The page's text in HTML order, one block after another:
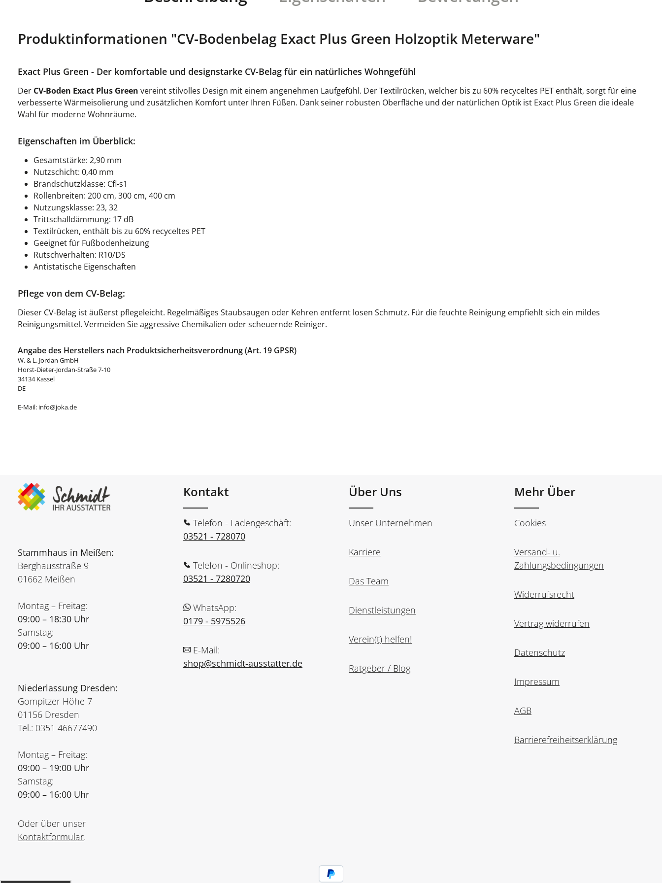
Produktinformationen "CV-Bodenbelag Exact Plus Green Holzoptik Meterware"
Exact Plus Green - Der komfortable und designstarke CV-Belag für ein natürliches Wohngefühl
Der CV-Boden Exact Plus Green vereint stilvolles Design mit einem angenehmen Laufgefühl. Der Textilrücken, welcher bis zu 60% recyceltes PET enthält, sorgt für eine
verbesserte Wärmeisolierung und zusätzlichen Komfort unter Ihren Füßen. Dank seiner robusten Oberfläche und der natürlichen Optik ist Exact Plus Green die ideale
Wahl für moderne Wohnräume.
Eigenschaften im Überblick:
Gesamtstärke: 2,90 mm
Nutzschicht: 0,40 mm
Brandschutzklasse: Cfl-s1
Rollenbreiten: 200 cm, 300 cm, 400 cm
Nutzungsklasse: 23, 32
Trittschalldämmung: 17 dB
Textilrücken, enthält bis zu 60% recyceltes PET
Geeignet für Fußbodenheizung
Rutschverhalten: R10/DS
Antistatische Eigenschaften
Pflege von dem CV-Belag:
Dieser CV-Belag ist äußerst pflegeleicht. Regelmäßiges Staubsaugen oder Kehren entfernt losen Schmutz. Für die feuchte Reinigung empfiehlt sich ein mildes
Reinigungsmittel. Vermeiden Sie aggressive Chemikalien oder scheuernde Reiniger.
Angabe des Herstellers nach Produktsicherheitsverordnung (Art. 19 GPSR)
W. & L. Jordan GmbH
Horst-Dieter-Jordan-Straße 7-10
34134 Kassel
DE
E-Mail: info@joka.de
Stammhaus in Meißen:
Berghausstraße 9
01662 Meißen
Montag – Freitag:
09:00 – 18:30 Uhr
Samstag:
09:00 – 16:00 Uhr
Niederlassung Dresden:
Gompitzer Höhe 7
01156 Dresden
Tel.: 0351 46677490
Montag – Freitag:
09:00 – 19:00 Uhr
Samstag:
09:00 – 16:00 Uhr
Oder über unser
Kontaktformular.
Kontakt
Telefon - Ladengeschäft:
03521 - 728070
Telefon - Onlineshop:
03521 - 7280720
WhatsApp:
0179 - 5975526
E-Mail:
shop@schmidt-ausstatter.de
Über Uns
Unser Unternehmen
Karriere
Das Team
Dienstleistungen
Verein(t) helfen!
Ratgeber / Blog
Mehr Über
Cookies
Versand- u.
Zahlungsbedingungen
Widerrufsrecht
Vertrag widerrufen
Datenschutz
Impressum
AGB
Barrierefreiheitserklärung